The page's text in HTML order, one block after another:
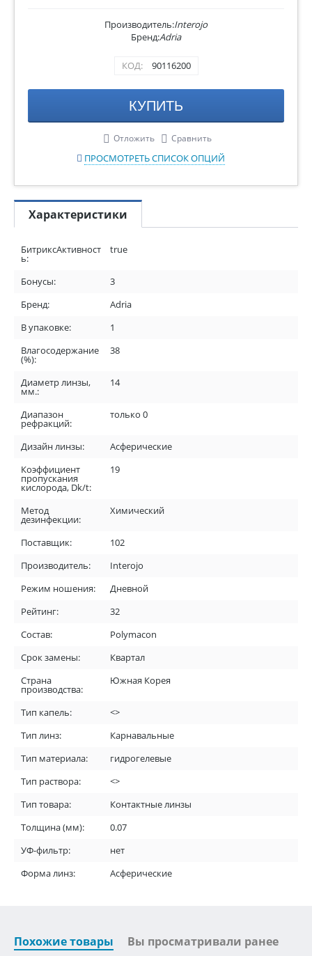
Производитель:Interojo
Бренд:Adria
КОД: 90116200
КУПИТЬ
Отложить Сравнить
ПРОСМОТРЕТЬ СПИСОК ОПЦИЙ
Характеристики
БитриксАктивност
ь:
true
Бонусы:
3
Бренд:
Adria
В упаковке:
1
Влагосодержание
(%):
38
Диаметр линзы,
мм.:
14
Диапазон
рефракций:
только 0
Дизайн линзы:
Асферические
Коэффициент
пропускания
кислорода, Dk/t:
19
Метод
дезинфекции:
Химический
Поставщик:
102
Производитель:
Interojo
Режим ношения:
Дневной
Рейтинг:
32
Состав:
Polymacon
Срок замены:
Квартал
Страна
производства:
Южная Корея
Тип капель:
<>
Тип линз:
Карнавальные
Тип материала:
гидрогелевые
Тип раствора:
<>
Тип товара:
Контактные линзы
Толщина (мм):
0.07
УФ-фильтр:
нет
Форма линз:
Асферические
Похожие товары Вы просматривали ранее